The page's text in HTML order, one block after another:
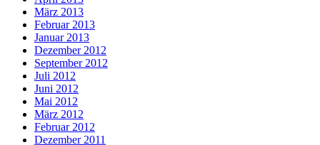
März 2013
Februar 2013
Januar 2013
Dezember 2012
September 2012
Juli 2012
Juni 2012
Mai 2012
März 2012
Februar 2012
Dezember 2011